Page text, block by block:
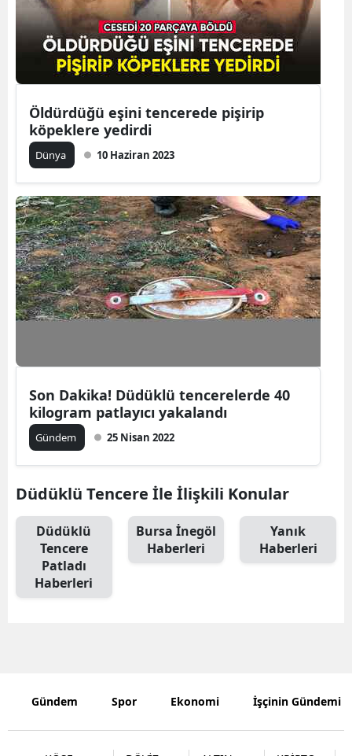
Hatay
Isparta
Kastamonu
Kayseri
Kırklareli
Kırşehir
Konya
Kütahya
Manisa
Mardin
Muğla
Sakarya
Öldürdüğü eşini tencerede pişirip
köpeklere yedirdi
Dünya 10 Haziran 2023
Son Dakika! Düdüklü tencerelerde 40
kilogram patlayıcı yakalandı
Gündem 25 Nisan 2022
Düdüklü Tencere İle İlişkili Konular
Düdüklü
Tencere
Patladı
Haberleri
Bursa İnegöl
Haberleri
Yanık
Haberleri
Gündem Spor Ekonomi İşçinin Gündemi